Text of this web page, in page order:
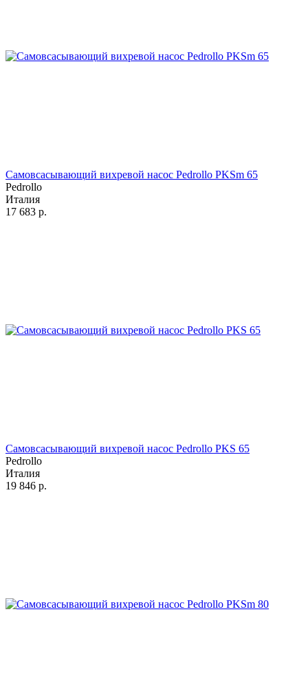
Самовсасывающий вихревой насос Pedrollo PKSm 65
Pedrollo
Италия
17 683 р.
Самовсасывающий вихревой насос Pedrollo PKS 65
Pedrollo
Италия
19 846 р.